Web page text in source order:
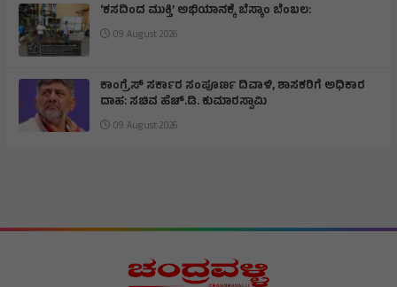
‘ಕಸದಿಂದ ಮುಕ್ತಿ’ ಅಭಿಯಾನಕ್ಕೆ ಬೆಸ್ಕಾಂ ಬೆಂಬಲ:
09 August 2026
ಕಾಂಗ್ರೆಸ್ ಸರ್ಕಾರ ಸಂಪೂರ್ಣ ದಿವಾಳಿ, ಶಾಸಕರಿಗೆ ಅಧಿಕಾರ
ದಾಹ: ಸಚಿವ ಹೆಚ್.ಡಿ. ಕುಮಾರಸ್ವಾಮಿ
09 August 2026